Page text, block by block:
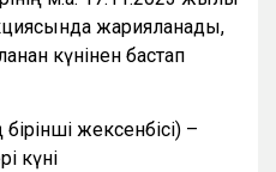
жарияланады,
күнінен бастап
жексенбісі) –
күні